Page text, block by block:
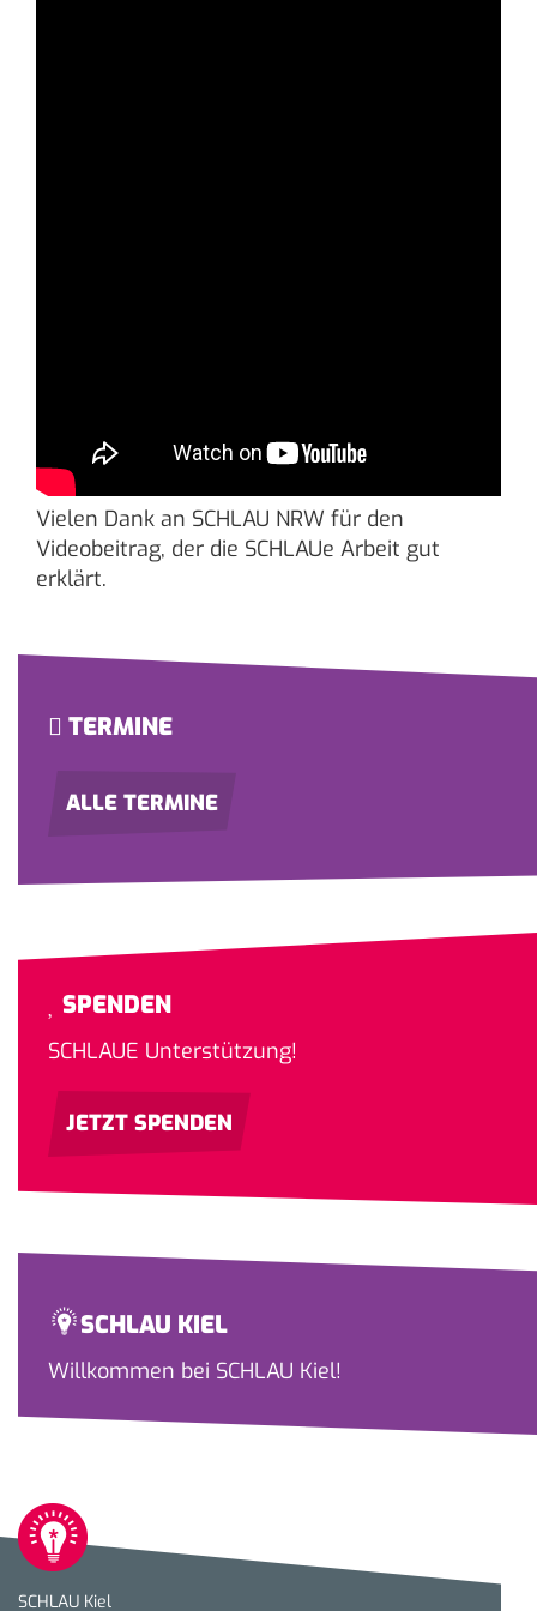
Vielen Dank an SCHLAU NRW für den
Videobeitrag, der die SCHLAUe Arbeit gut
erklärt.
TERMINE
ALLE TERMINE
SPENDEN
SCHLAUE Unterstützung!
JETZT SPENDEN
SCHLAU KIEL
Willkommen bei SCHLAU Kiel!
SCHLAU Kiel